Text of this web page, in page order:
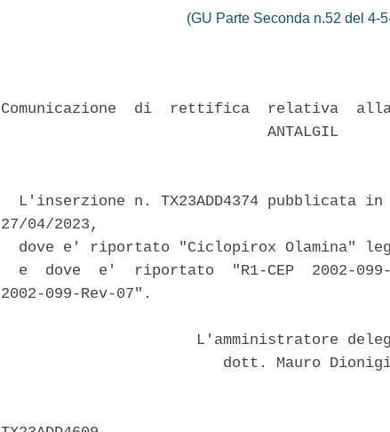
(GU Parte Seconda n.52 del 4-
Comunicazione  di  rettifica  relativa
                              ANTALGIL
L'inserzione n. TX23ADD4374 pubblicata
27/04/2023,
dove e' riportato "Ciclopirox Olamina"
e  dove  e'  riportato  "R1-CEP  2002-
2002-099-Rev-07".
L'amministratore
dott. Mauro